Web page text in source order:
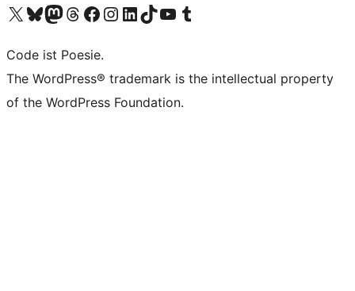
Visit our X (formerly Twitter) account
Visit our Bluesky account
Visit our Mastodon account
Visit our Threads account
Visit our Facebook page
Visit our Instagram account
Visit our LinkedIn account
Visit our TikTok account
Visit our YouTube channel
Visit our Tumblr account
Code ist Poesie.
The WordPress® trademark is the intellectual property
of the WordPress Foundation.